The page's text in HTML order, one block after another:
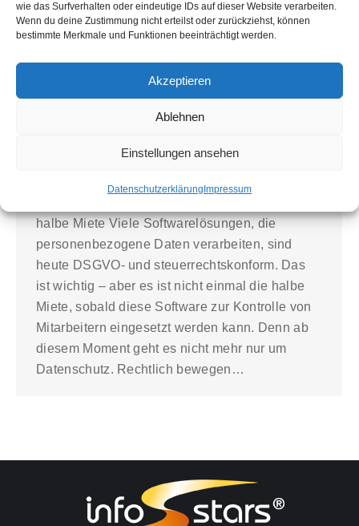
wie das Surfverhalten oder eindeutige IDs auf dieser Website verarbeiten.
Wenn du deine Zustimmung nicht erteilst oder zurückziehst, können
bestimmte Merkmale und Funktionen beeinträchtigt werden.
Akzeptieren
Ablehnen
Einstellungen ansehen
Datenschutzerklärung Impressum
Zwischen DSGVO,
Arbeitsrecht, Steuerrecht
und Zivilrecht: Die
Menschenwürde als
halbe Miete Viele Softwarelösungen, die
personenbezogene Daten verarbeiten, sind
heute DSGVO- und steuerrechtskonform. Das
ist wichtig – aber es ist nicht einmal die halbe
Miete, sobald diese Software zur Kontrolle von
Mitarbeitern eingesetzt werden kann. Denn ab
diesem Moment geht es nicht mehr nur um
Datenschutz. Rechtlich bewegen…